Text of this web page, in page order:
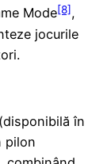
Mode[8],
jocurile
în
pilon